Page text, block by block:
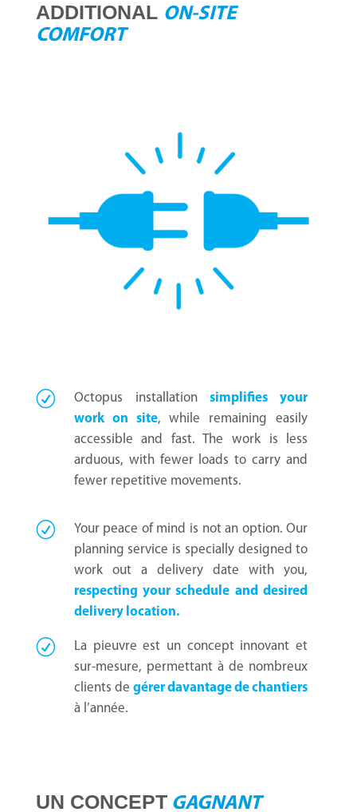
ADDITIONAL ON-SITE
COMFORT
Octopus installationsimplifies your
work on site, while remaining easily
accessible and fast. The work is less
arduous, with fewer loads to carry and
fewer repetitive movements.
Your peace of mind is not an option. Our
planning service is specially designed to
work out a delivery date with you,
respecting your schedule and desired
delivery location.
La pieuvre est un concept innovant et
sur-mesure, permettant à de nombreux
clients de gérer davantage de chantiers
à l’année.
UN CONCEPTGAGNANT